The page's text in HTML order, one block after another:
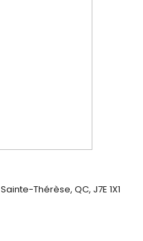
Sainte-Thérèse, QC, J7E 1X1